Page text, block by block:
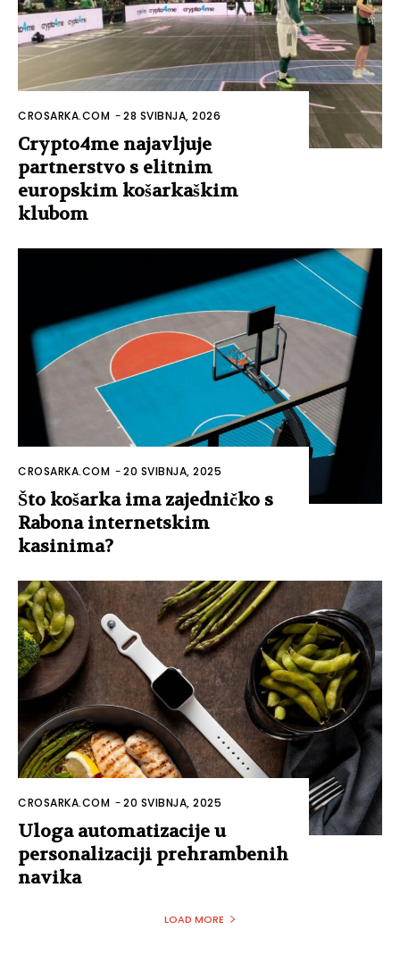
CROSARKA.COM -28 SVIBNJA, 2026
Crypto4me najavljuje
partnerstvo s elitnim
europskim košarkaškim
klubom
CROSARKA.COM -20 SVIBNJA, 2025
Što košarka ima zajedničko s
Rabona internetskim
kasinima?
CROSARKA.COM -20 SVIBNJA, 2025
Uloga automatizacije u
personalizaciji prehrambenih
navika
LOAD MORE